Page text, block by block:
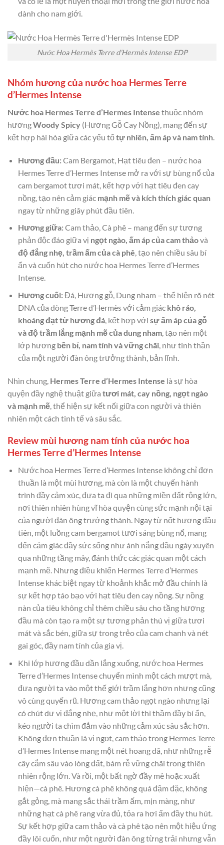
dành cho nam giới.
Nước Hoa Hermès Terre d’Hermès Intense EDP
Nhóm hương của nước hoa Hermes Terre
d’Hermes Intense
Nước hoa Hermes Terre d’Hermes Intense thuộc nhóm
hươngWoody Spicy (Hương Gỗ Cay Nồng), mang đến sự
kết hợp hài hòa giữa các yếu tốtự nhiên, ấm áp và nam tính.
Hương đầu:Cam Bergamot, Hạt tiêu đen – nước hoa
Hermes Terre d’Hermes Intense mở ra với sự bùng nổ của
cam bergamot tươi mát, kết hợp với hạt tiêu đen cay
nồng, tạo nên cảm giác mạnh mẽ và kích thích giác quan
ngay từ những giây phút đầu tiên.
Hương giữa:Cam thảo, Cà phê – mang đến sự tương
phản độc đáo giữa vị ngọt ngào, ấm áp của cam thảovà
độ đắng nhẹ, trầm ấm của cà phê, tạo nên chiều sâu bí
ẩn và cuốn hút cho nước hoa Hermes Terre d’Hermes
Intense.
Hương cuối:Đá, Hương gỗ, Dung nham – thể hiện rõ nét
DNA của dòng Terre d’Hermès với cảm giác khô ráo,
khoáng đạt từ hương đá, kết hợp với sự ấm áp của gỗ
và độ trầm lắng mạnh mẽ của dung nham, tạo nên một
lớp hương bền bỉ, nam tính và vững chãi, như tinh thần
của một người đàn ông trưởng thành, bản lĩnh.
Nhìn chung, Hermes Terre d’Hermes Intense là sự hòa
quyện đầy nghệ thuật giữa tươi mát, cay nồng, ngọt ngào
và mạnh mẽ , thể hiện sự kết nối giữa con người và thiên
nhiên một cách tinh tế và sâu sắc.
Review mùi hương nam tính của nước hoa
Hermes Terre d’Hermes Intense
Nước hoa Hermes Terre d’Hermes Intense không chỉ đơn
thuần là một mùi hương, mà còn là một chuyến hành
trình đầy cảm xúc, đưa ta đi qua những miền đất rộng lớn,
nơi thiên nhiên hùng vĩ hòa quyện cùng sức mạnh nội tại
của người đàn ông trưởng thành. Ngay từ nốt hương đầu
tiên, một luồng cam bergamot tươi sáng bùng nổ, mang
đến cảm giác đầy sức sống như ánh nắng đầu ngày xuyên
qua những tầng mây, đánh thức các giác quan một cách
mạnh mẽ. Nhưng điều khiến Hermes Terre d’Hermes
Intense khác biệt ngay từ khoảnh khắc mở đầu chính là
sự kết hợp táo bạo với hạt tiêu đen cay nồng. Sự nồng
nàn của tiêu không chỉ thêm chiều sâu cho tầng hương
đầu mà còn tạo ra một sự tương phản thú vị giữa tươi
mát và sắc bén, giữa sự trong trẻo của cam chanh và nét
gai góc, đầy nam tính của gia vị.
Khi lớp hương đầu dần lắng xuống, nước hoa Hermes
Terre d’Hermes Intense chuyển mình một cách mượt mà,
đưa người ta vào một thế giới trầm lắng hơn nhưng cũng
vô cùng quyến rũ. Hương cam thảo ngọt ngào nhưng lại
có chút dư vị đắng nhẹ, như một lời thì thầm đầy bí ẩn,
kéo người ta chìm đắm vào những cảm xúc sâu sắc hơn.
Không đơn thuần là vị ngọt, cam thảo trong Hermes Terre
d’Hermes Intense mang một nét hoang dã, như những rễ
cây cắm sâu vào lòng đất, bám rễ vững chãi trong thiên
nhiên rộng lớn. Và rồi, một bất ngờ đầy mê hoặc xuất
hiện—cà phê. Hương cà phê không quá đậm đặc, không
gắt gỏng, mà mang sắc thái trầm ấm, mịn màng, như
những hạt cà phê rang vừa đủ, tỏa ra hơi ấm đầy thu hút.
Sự kết hợp giữa cam thảo và cà phê tạo nên một hiệu ứng
đầy lôi cuốn, như một người đàn ông từng trải nhưng vẫn